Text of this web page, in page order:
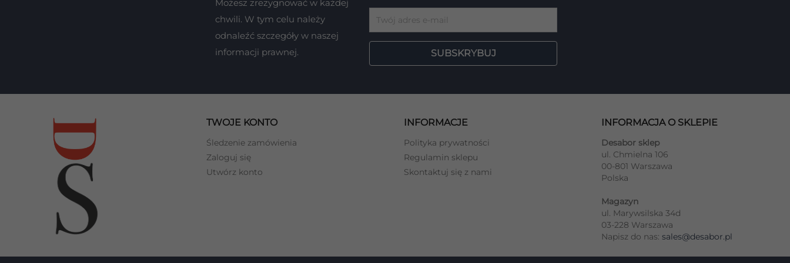
Możesz zrezygnować w każdej
chwili. W tym celu należy
odnaleźć szczegóły w naszej
informacji prawnej.
TWOJE KONTO
Śledzenie zamówienia
Zaloguj się
Utwórz konto
INFORMACJE
Polityka prywatności
Regulamin sklepu
Skontaktuj się z nami
INFORMACJA O SKLEPIE
Desabor sklep
ul. Chmielna 106
00-801 Warszawa
Polska
Magazyn
ul. Marywsilska 34d
03-228 Warszawa
Napisz do nas: sales@desabor.pl